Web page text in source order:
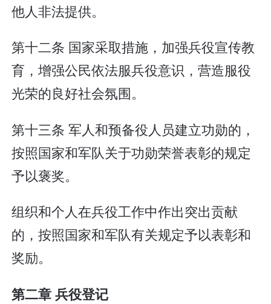
他人非法提供。
第十二条 国家采取措施，加强兵役宣传教
育，增强公民依法服兵役意识，营造服役
光荣的良好社会氛围。
第十三条 军人和预备役人员建立功勋的，
按照国家和军队关于功勋荣誉表彰的规定
予以褒奖。
组织和个人在兵役工作中作出突出贡献
的，按照国家和军队有关规定予以表彰和
奖励。
第二章 兵役登记